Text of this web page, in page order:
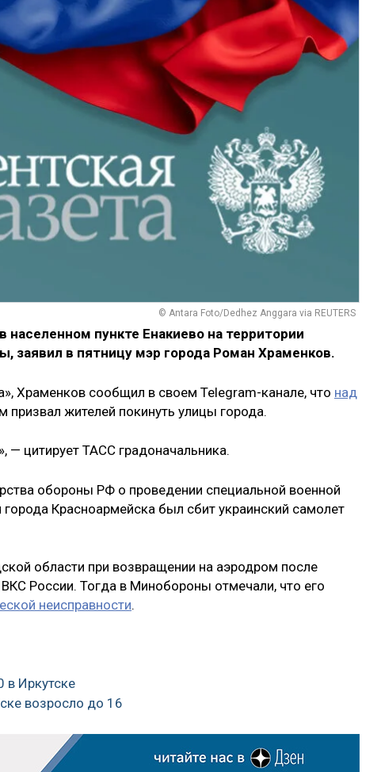
© Antara Foto/Dedhez Anggara via REUTERS
населенном пункте Енакиево на территории
заявил в пятницу мэр города Роман Храменков.
Храменков сообщил в своем Telegram-канале, что над
призвал жителей покинуть улицы города.
— цитирует ТАСС градоначальника.
обороны РФ о проведении специальной военной
Красноармейска был сбит украинский самолет
области при возвращении на аэродром после
ВКС России. Тогда в Минобороны отмечали, что его
неисправности.
в Иркутске
возросло до 16